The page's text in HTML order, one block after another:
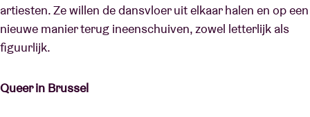
artiesten. Ze willen de dansvloer uit elkaar halen en op een
nieuwe manier terug ineenschuiven, zowel letterlijk als
figuurlijk.
Queer in Brussel